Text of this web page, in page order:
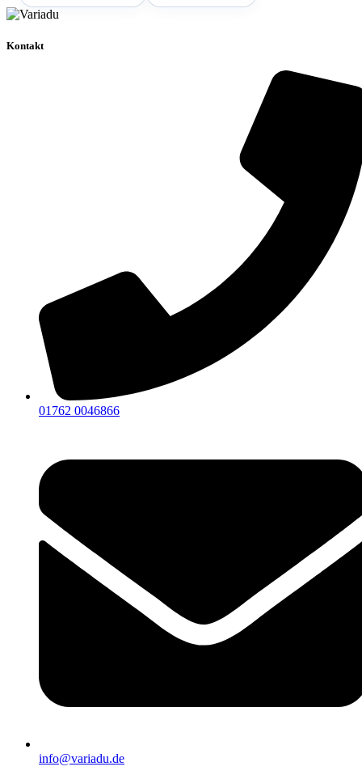
Kontakt
01762 0046866
info@variadu.de